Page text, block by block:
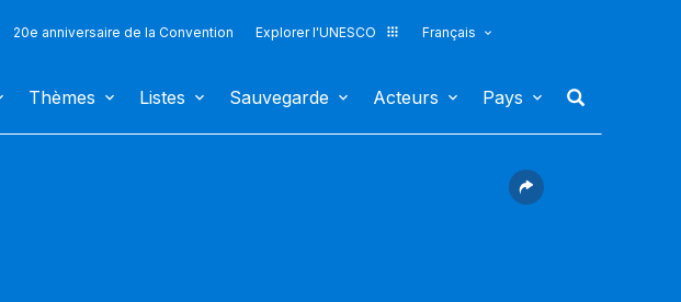
20e anniversaire de la Convention Explorer l'UNESCO
Français
Thèmes Listes Sauvegarde Acteurs Pays